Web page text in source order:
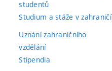
studentů
Studium a stáže v zahraničí
Uznání zahraničního
vzdělání
Stipendia